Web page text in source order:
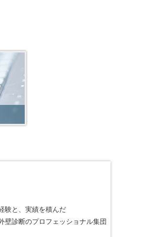
験と、実績を積んだ
壁診断のプロフェッショナル集団